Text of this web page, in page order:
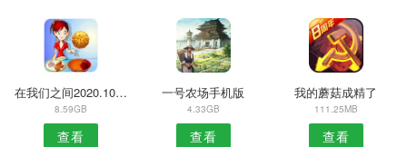
在我们之间2020.10.22
8.59GB
查看
一号农场手机版
4.33GB
查看
我的蘑菇成精了
111.25MB
查看